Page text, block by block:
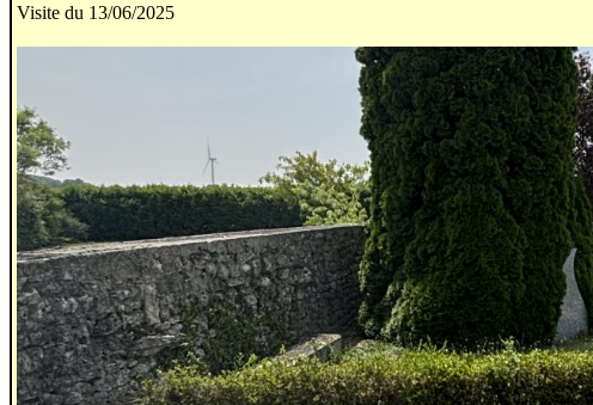
Visite du 13/06/2025